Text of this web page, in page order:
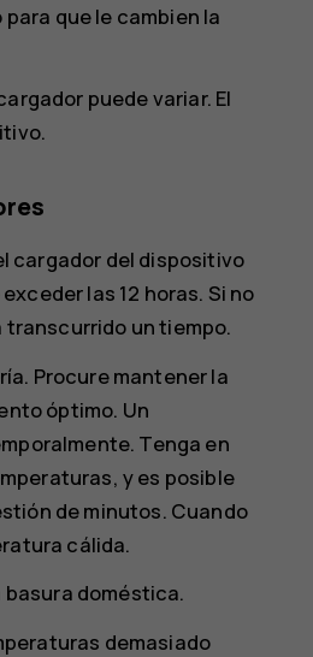
que le cambien la
puede variar. El
cargador del dispositivo
las 12 horas. Si no
un tiempo.
Procure mantener la
óptimo. Un
Tenga en
y es posible
de minutos. Cuando
cálida.
basura doméstica.
demasiado